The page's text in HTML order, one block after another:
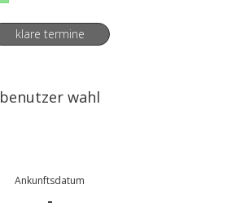
klare termine
benutzer wahl
Ankunftsdatum
-